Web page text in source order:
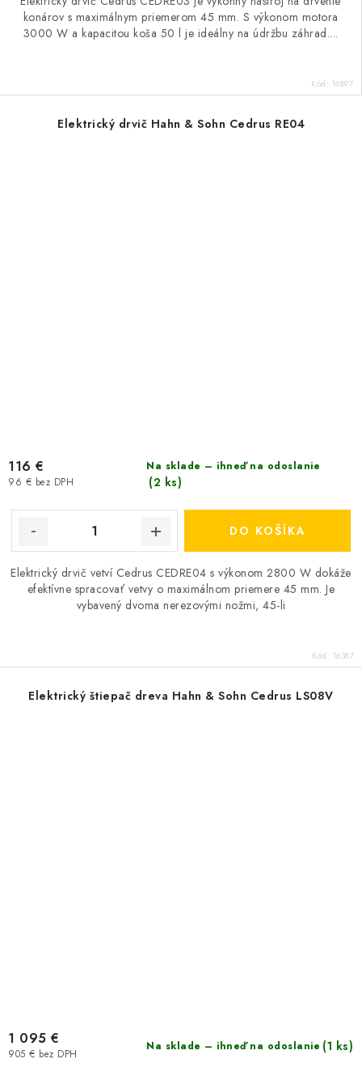
konárov s maximálnym priemerom 45 mm. S výkonom motora
3000 W a kapacitou koša 50 l je ideálny na údržbu záhrad....
Kód: 16897
Elektrický drvič Hahn & Sohn Cedrus RE04
Na sklade – ihneď na odoslanie
(2 ks)
96 € bez DPH
116 €
DO KOŠÍKA
Elektrický drvič vetví Cedrus CEDRE04 s výkonom 2800 W dokáže
efektívne spracovať vetvy o maximálnom priemere 45 mm. Je
vybavený dvoma nerezovými nožmi, 45-li
Kód: 16387
Elektrický štiepač dreva Hahn & Sohn Cedrus LS08V
Na sklade – ihneď na odoslanie (1 ks)
905 € bez DPH
1 095 €